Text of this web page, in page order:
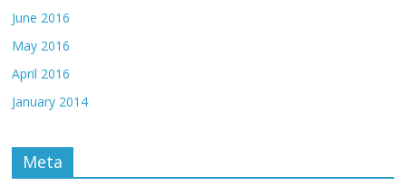
June 2016
May 2016
April 2016
January 2014
Meta